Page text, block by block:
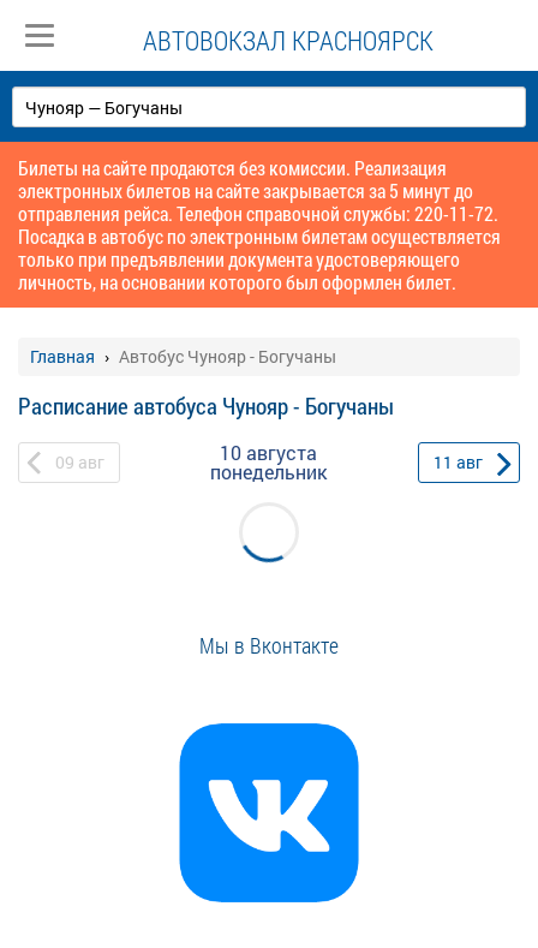
АВТОВОКЗАЛ КРАСНОЯРСК
Билеты на сайте продаются без комиссии. Реализация
электронных билетов на сайте закрывается за 5 минут до
отправления рейса. Телефон справочной службы: 220-11-72.
Посадка в автобус по электронным билетам осуществляется
только при предъявлении документа удостоверяющего
личность, на основании которого был оформлен билет.
Главная Автобус Чунояр - Богучаны
Расписание автобуса Чунояр - Богучаны
09 авг 10 августа
понедельник 11 авг
Мы в Вконтакте